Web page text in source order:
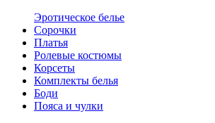
Эротическое белье
Сорочки
Платья
Ролевые костюмы
Корсеты
Комплекты белья
Боди
Пояса и чулки